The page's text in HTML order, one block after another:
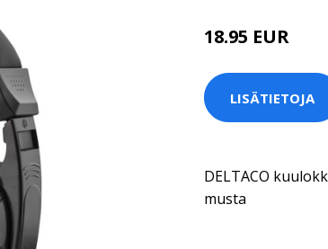
18.95 EUR
LISÄTIETOJA
DELTACO
musta